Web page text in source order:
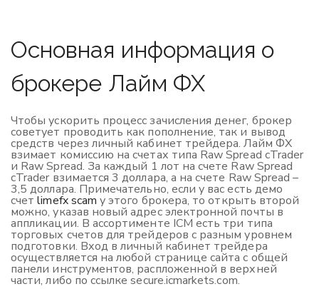
Основная информация о
брокере Лайм ФХ
Чтобы ускорить процесс зачисления денег, брокер
советует проводить как пополнение, так и вывод
средств через личный кабинет трейдера. Лайм ФХ
взимает комиссию на счетах типа Raw Spread cTrader
и Raw Spread. За каждый 1 лот на счете Raw Spread
cTrader взимается 3 доллара, а на счете Raw Spread –
3,5 доллара. Примечательно, если у вас есть демо
счетlimefx scam у этого брокера, то открыть второй
можно, указав новый адрес электронной почты в
аппликации. В ассортименте ICM есть три типа
торговых счетов для трейдеров с разным уровнем
подготовки. Вход в личный кабинет трейдера
осуществляется на любой странице сайта с общей
панели инструментов, распложенной в верхней
части, либо по ссылке secure.icmarkets.com.